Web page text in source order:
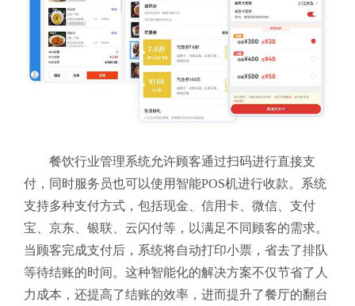
餐饮行业管理系统允许顾客通过扫码进行直接支
付，同时服务员也可以使用智能POS机进行收款。系统
支持多种支付方式，包括现金、信用卡、微信、支付
宝、京东、银联、云闪付等，以满足不同顾客的需求。
当顾客完成支付后，系统将自动打印小票，省去了排队
等待结账的时间。这种智能化的解决方案不仅节省了人
力成本，还提高了结账的效率，进而提升了餐厅的翻台